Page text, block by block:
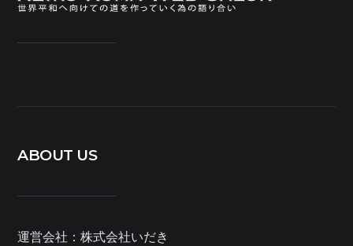
ABOUT US
運営会社：株式会社いだき